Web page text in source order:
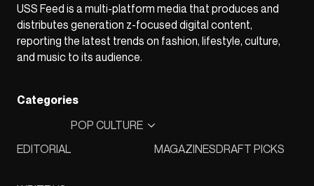
USS Feed is a multi-platform media that produces and
distributes generation z-focused digital content,
reporting the latest trends on fashion, lifestyle, culture,
and music to its audience.
Categories
EDITORIAL
POP CULTURE
MAGAZINESDRAFT PICKS